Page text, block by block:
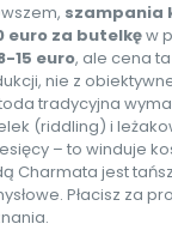
szampania
euro za butelkęw
15 euro, ale cena
nie z
tradycyjna
(riddling) i
– to winduje
Charmata jest
Płacisz za